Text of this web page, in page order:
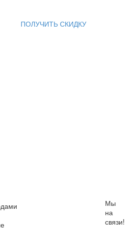
ПОЛУЧИТЬ СКИДКУ
Мы
на
связи!